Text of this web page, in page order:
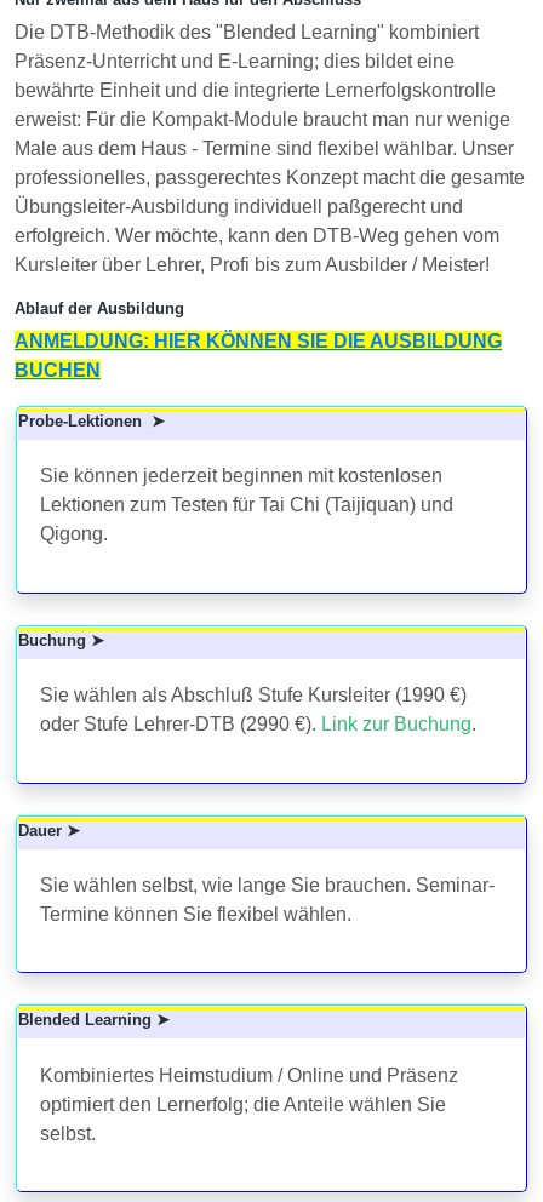
Die DTB-Methodik des "Blended Learning" kombiniert
Präsenz-Unterricht und E-Learning; dies bildet eine
bewährte Einheit und die integrierte Lernerfolgskontrolle
erweist: Für die Kompakt-Module braucht man nur wenige
Male aus dem Haus - Termine sind flexibel wählbar. Unser
professionelles, passgerechtes Konzept macht die gesamte
Übungsleiter-Ausbildung individuell paßgerecht und
erfolgreich. Wer möchte, kann den DTB-Weg gehen vom
Kursleiter über Lehrer, Profi bis zum Ausbilder / Meister!
Ablauf der Ausbildung
ANMELDUNG: HIER KÖNNEN SIE DIE AUSBILDUNG
BUCHEN
Probe-Lektionen ➤
Sie können jederzeit beginnen mit kostenlosen
Lektionen zum Testen für Tai Chi (Taijiquan) und
Qigong.
Buchung ➤
Sie wählen als Abschluß Stufe Kursleiter (1990 €)
oder Stufe Lehrer-DTB (2990 €). Link zur Buchung.
Dauer ➤
Sie wählen selbst, wie lange Sie brauchen. Seminar-
Termine können Sie flexibel wählen.
Blended Learning ➤
Kombiniertes Heimstudium / Online und Präsenz
optimiert den Lernerfolg; die Anteile wählen Sie
selbst.